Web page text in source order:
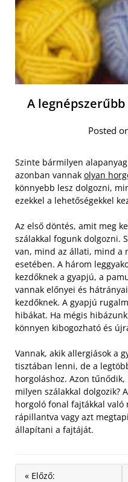
A
Posted
Szinte bármilyen
azonban vannak olyan
könnyebb lesz dolgozni,
ezekkel a lehetőségekkel
Az első döntés, amit meg
szálakkal fogunk dolgozni.
van, mind az állati, mind a
esetében. A három
kezdőknek a gyapjú, a
vannak előnyei és
kezdőknek. A gyapjú
hibákat. Ha mégis
könnyen kibogozható és
Vannak, akik allergiások a
tisztában lenni, de a
horgoláshoz. Azon
milyen szálakkal dolgozik?
horgoló fonal fajtákkal való
rápillantva vagy azt
állapítani a fajtáját.
« Előző: